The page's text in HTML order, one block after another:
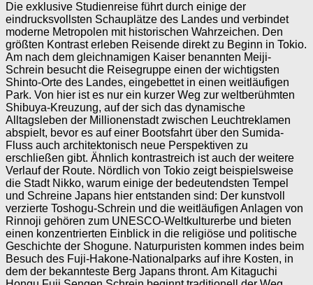
Die exklusive Studienreise führt durch einige der
eindrucksvollsten Schauplätze des Landes und verbindet
moderne Metropolen mit historischen Wahrzeichen. Den
größten Kontrast erleben Reisende direkt zu Beginn in Tokio.
Am nach dem gleichnamigen Kaiser benannten Meiji-
Schrein besucht die Reisegruppe einen der wichtigsten
Shinto-Orte des Landes, eingebettet in einen weitläufigen
Park. Von hier ist es nur ein kurzer Weg zur weltberühmten
Shibuya-Kreuzung, auf der sich das dynamische
Alltagsleben der Millionenstadt zwischen Leuchtreklamen
abspielt, bevor es auf einer Bootsfahrt über den Sumida-
Fluss auch architektonisch neue Perspektiven zu
erschließen gibt. Ähnlich kontrastreich ist auch der weitere
Verlauf der Route. Nördlich von Tokio zeigt beispielsweise
die Stadt Nikko, warum einige der bedeutendsten Tempel
und Schreine Japans hier entstanden sind: Der kunstvoll
verzierte Toshogu-Schrein und die weitläufigen Anlagen von
Rinnoji gehören zum UNESCO-Weltkulturerbe und bieten
einen konzentrierten Einblick in die religiöse und politische
Geschichte der Shogune. Naturpuristen kommen indes beim
Besuch des Fuji-Hakone-Nationalparks auf ihre Kosten, in
dem der bekannteste Berg Japans thront. Am Kitaguchi